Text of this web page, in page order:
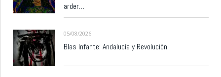
arder…
05/08/2026
Blas Infante: Andalucía y Revolución.